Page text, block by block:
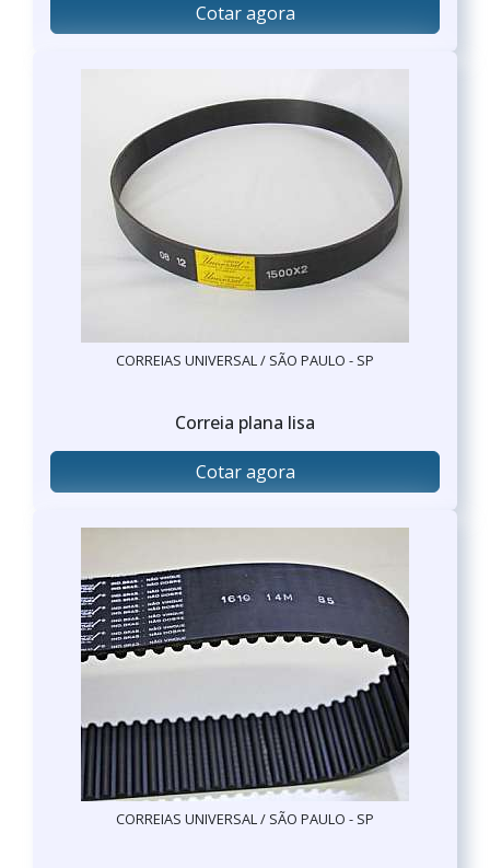
Cotar agora
CORREIAS UNIVERSAL / SÃO PAULO - SP
Correia plana lisa
Cotar agora
CORREIAS UNIVERSAL / SÃO PAULO - SP